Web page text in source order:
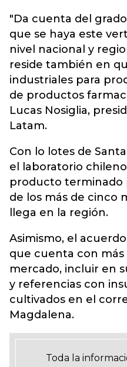
"Da cuenta del
que se haya este
nivel nacional y
reside también en
industriales para
de productos
Lucas Nosiglia,
Latam.
Con lo lotes de
el laboratorio
producto terminado
de los más de cinco
llega en la región.
Asimismo, el
que cuenta con más
mercado, incluir en
y referencias con
cultivados en el
Magdalena.
Toda la